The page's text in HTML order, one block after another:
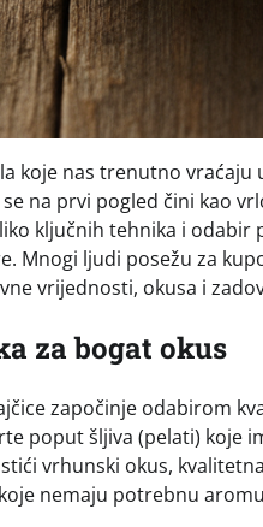
koje nas trenutno
na prvi pogled čini kao
ključnih tehnika i
Mnogi ljudi posežu za
vrijednosti, okusa i
za bogat okus
započinje odabirom
poput šljiva (pelati) koje
vrhunski okus,
nemaju potrebnu